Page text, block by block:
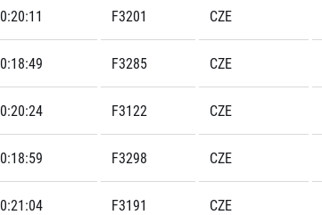
0:20:11 F3201 CZE
0:18:49 F3285 CZE
0:20:24 F3122 CZE
0:18:59 F3298 CZE
0:21:04 F3191 CZE